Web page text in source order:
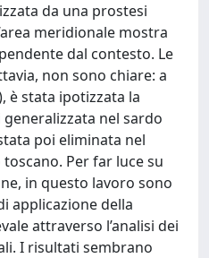
da una prostesi
meridionale mostra
dal contesto. Le
non sono chiare: a
è stata ipotizzata la
nel sardo
poi eliminata nel
Per far luce su
in questo lavoro sono
applicazione della
attraverso l’analisi dei
I risultati sembrano